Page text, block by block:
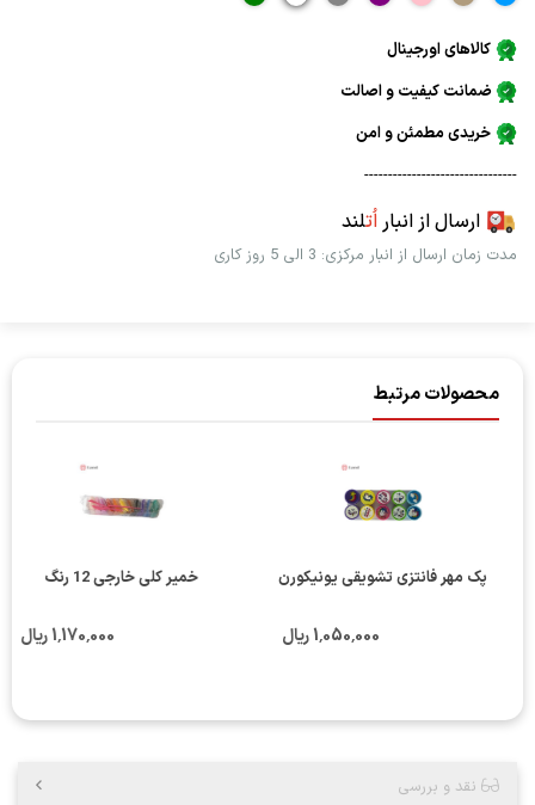
کالاهای اورجینال
ضمانت کیفیت و اصالت
خریدی مطمئن و امن
--------------------------------
ارسال از انباراُتلند
مدت زمان ارسال از انبار مرکزی: 3 الی 5 روز کاری
محصولات مرتبط
پک مهر فانتزی تشویقی یونیکورن
1٬050٬000 ریال
خمیر کلی خارجی 12 رنگ
1٬170٬000 ریال
نقد و بررسی